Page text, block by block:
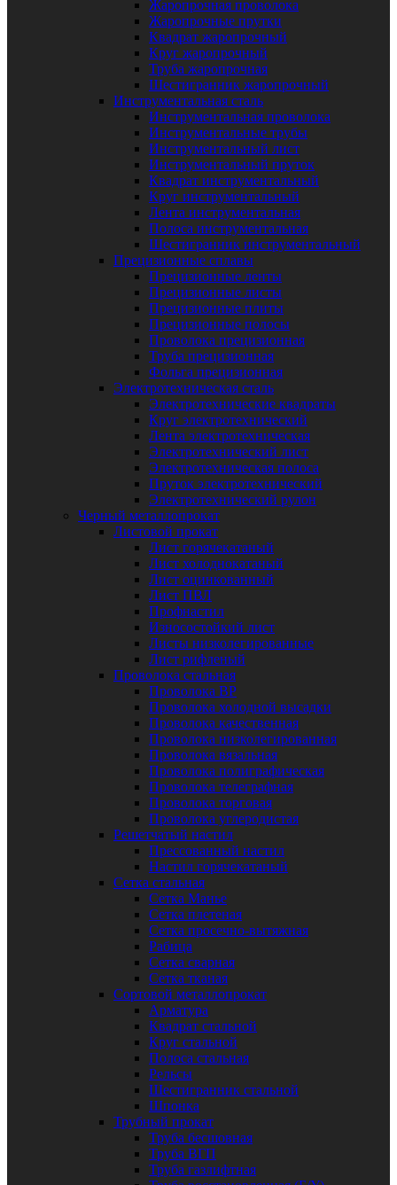
Жаропрочная проволока
Жаропрочные прутки
Квадрат жаропрочный
Круг жаропрочный
Труба жаропрочная
Шестигранник жаропрочный
Инструментальная сталь
Инструментальная проволока
Инструментальные трубы
Инструментальный лист
Инструментальный пруток
Квадрат инструментальный
Круг инструментальный
Лента инструментальная
Полоса инструментальная
Шестигранник инструментальный
Прецизионные сплавы
Прецизионные ленты
Прецизионные листы
Прецизионные плиты
Прецизионные полосы
Проволока прецизионная
Труба прецизионная
Фольга прецизионная
Электротехническая сталь
Электротехнические квадраты
Круг электротехнический
Лента электротехническая
Электротехнический лист
Электротехническая полоса
Пруток электротехнический
Электротехнический рулон
Черный металлопрокат
Листовой прокат
Лист горячекатаный
Лист холоднокатаный
Лист оцинкованный
Лист ПВЛ
Профнастил
Износостойкий лист
Листы низколегированные
Лист рифленый
Проволока стальная
Проволока ВР
Проволока холодной высадки
Проволока качественная
Проволока низколегированная
Проволока вязальная
Проволока полиграфическая
Проволока телеграфная
Проволока торговая
Проволока углеродистая
Решетчатый настил
Прессованный настил
Настил горячекатаный
Сетка стальная
Сетка Манье
Сетка плетеная
Сетка просечно-вытяжная
Рабица
Сетка сварная
Сетка тканая
Сортовой металлопрокат
Арматура
Квадрат стальной
Круг стальной
Полоса стальная
Рельсы
Шестигранник стальной
Шпонка
Трубный прокат
Труба бесшовная
Труба ВГП
Труба газлифтная